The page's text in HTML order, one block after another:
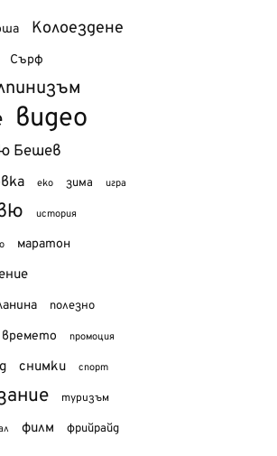
Колоездене
Сърф
видео
Бешев
еко зима игра
история
маратон
полезно
времето промоция
снимки спорт
туризъм
филм фрийрайд